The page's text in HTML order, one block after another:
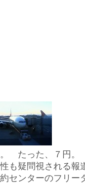
たった、７円。
も疑問視される報
センターのフリー